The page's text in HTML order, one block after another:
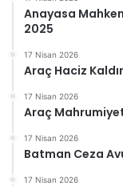
Anayasa
2025
17 Nisan 2026
Araç Haciz
17 Nisan 2026
Araç
17 Nisan 2026
Batman Ceza
17 Nisan 2026